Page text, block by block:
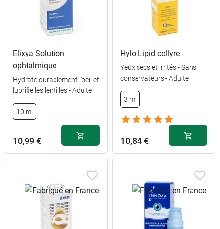
Elixya Solution
ophtalmique
Hydrate durablement l'oeil et
lubrifie les lentilles - Adulte
10 ml
10,99 €
Hylo Lipid collyre
Yeux secs et irrités - Sans
conservateurs - Adulte
3 ml
10,84 €